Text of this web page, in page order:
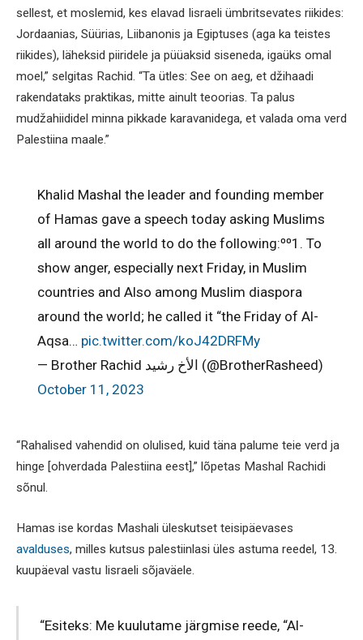
sellest, et moslemid, kes elavad Iisraeli ümbritsevates riikides:
Jordaanias, Süürias, Liibanonis ja Egiptuses (aga ka teistes
riikides), läheksid piiridele ja püüaksid siseneda, igaüks omal
moel,” selgitas Rachid. “Ta ütles: See on aeg, et džihaadi
rakendataks praktikas, mitte ainult teoorias. Ta palus
mudžahiididel minna pikkade karavanidega, et valada oma verd
Palestiina maale.”
Khalid Mashal the leader and founding member
of Hamas gave a speech today asking Muslims
all around the world to do the following:⁰⁰1. To
show anger, especially next Friday, in Muslim
countries and Also among Muslim diaspora
around the world; he called it “the Friday of Al-
Aqsa… pic.twitter.com/koJ42DRFMy
— Brother Rachid الأخ رشيد (@BrotherRasheed)
October 11, 2023
“Rahalised vahendid on olulised, kuid täna palume teie verd ja
hinge [ohverdada Palestiina eest],” lõpetas Mashal Rachidi
sõnul.
Hamas ise kordas Mashali üleskutset teisipäevases
avalduses, milles kutsus palestiinlasi üles astuma reedel, 13.
kuupäeval vastu Iisraeli sõjaväele.
“Esiteks: Me kuulutame järgmise reede, “Al-